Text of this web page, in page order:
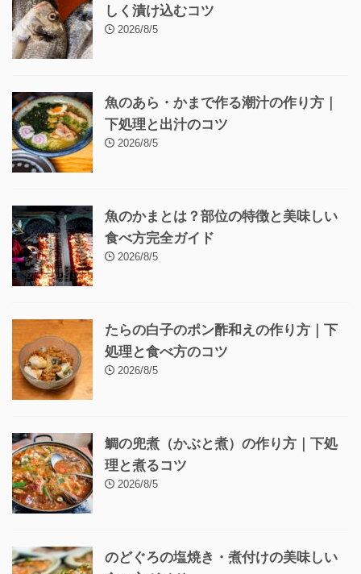
しく漬け込むコツ
2026/8/5
魚のあら・かまで作る潮汁の作り方｜
下処理と出汁のコツ
2026/8/5
魚のかまとは？部位の特徴と美味しい
食べ方完全ガイド
2026/8/5
たらの白子のポン酢和えの作り方｜下
処理と食べ方のコツ
2026/8/5
鯛の兜煮（かぶと煮）の作り方｜下処
理と煮るコツ
2026/8/5
のどぐろの塩焼き・煮付けの美味しい